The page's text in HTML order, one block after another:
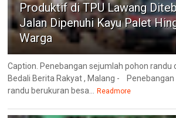
Produktif di TPU Lawang
Jalan Dipenuhi Kayu Palet
Warga
Caption. Penebangan sejumlah pohon randu
Bedali Berita Rakyat , Malang -
randu berukuran besa...
Readmore